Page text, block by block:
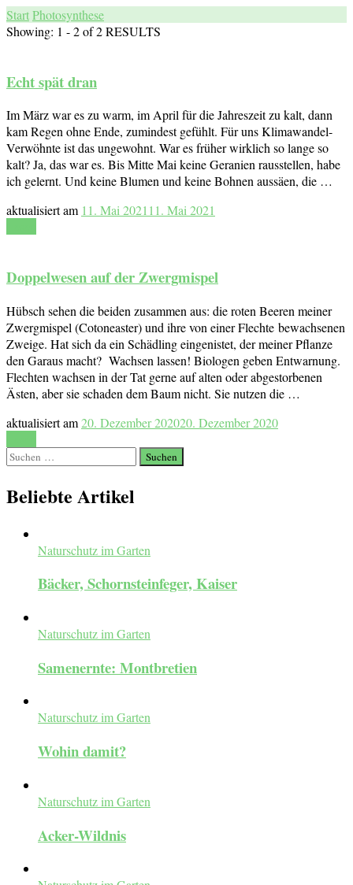
StartPhotosynthese
Showing: 1 - 2 of 2 RESULTS
Echt spät dran
Im März war es zu warm, im April für die Jahreszeit zu kalt, dann
kam Regen ohne Ende, zumindest gefühlt. Für uns Klimawandel-
Verwöhnte ist das ungewohnt. War es früher wirklich so lange so
kalt? Ja, das war es. Bis Mitte Mai keine Geranien rausstellen, habe
ich gelernt. Und keine Blumen und keine Bohnen aussäen, die …
aktualisiert am 11. Mai 202111. Mai 2021
Doppelwesen auf der Zwergmispel
Hübsch sehen die beiden zusammen aus: die roten Beeren meiner
Zwergmispel (Cotoneaster) und ihre von einer Flechte bewachsenen
Zweige. Hat sich da ein Schädling eingenistet, der meiner Pflanze
den Garaus macht? Wachsen lassen! Biologen geben Entwarnung.
Flechten wachsen in der Tat gerne auf alten oder abgestorbenen
Ästen, aber sie schaden dem Baum nicht. Sie nutzen die …
aktualisiert am20. Dezember 202020. Dezember 2020
Suchen
nach:
Beliebte Artikel
Naturschutz im Garten
Bäcker, Schornsteinfeger, Kaiser
Naturschutz im Garten
Samenernte: Montbretien
Naturschutz im Garten
Wohin damit?
Naturschutz im Garten
Acker-Wildnis